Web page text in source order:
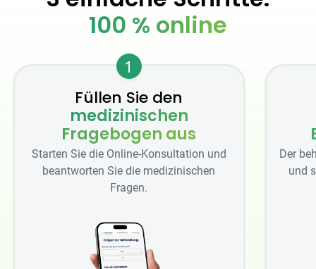
100 % online
1
Füllen Sie den
medizinischen
Fragebogen aus
Starten Sie die Online-Konsultation und
beantworten Sie die medizinischen
Fragen.
Der
und